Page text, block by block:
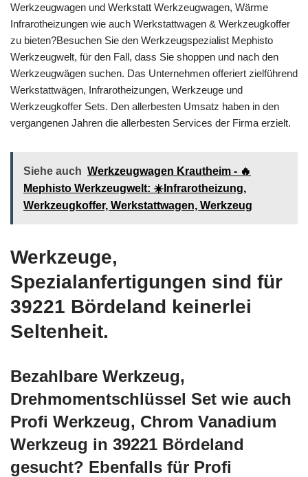
Werkzeugwagen und Werkstatt Werkzeugwagen, Wärme
Infrarotheizungen wie auch Werkstattwagen & Werkzeugkoffer
zu bieten?Besuchen Sie den Werkzeugspezialist Mephisto
Werkzeugwelt, für den Fall, dass Sie shoppen und nach den
Werkzeugwägen suchen. Das Unternehmen offeriert zielführend
Werkstattwägen, Infrarotheizungen, Werkzeuge und
Werkzeugkoffer Sets. Den allerbesten Umsatz haben in den
vergangenen Jahren die allerbesten Services der Firma erzielt.
Siehe auch Werkzeugwagen Krautheim - 🔥
Mephisto Werkzeugwelt: ☀️Infrarotheizung,
Werkzeugkoffer, Werkstattwagen, Werkzeug
Werkzeuge,
Spezialanfertigungen sind für
39221 Bördeland keinerlei
Seltenheit.
Bezahlbare Werkzeug,
Drehmomentschlüssel Set wie auch
Profi Werkzeug, Chrom Vanadium
Werkzeug in 39221 Bördeland
gesucht? Ebenfalls für Profi